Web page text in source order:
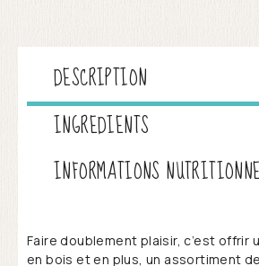
DESCRIPTION
INGREDIENTS
INFORMATIONS
Faire doublement plaisir, c’est offrir
en bois et en plus, un assortiment